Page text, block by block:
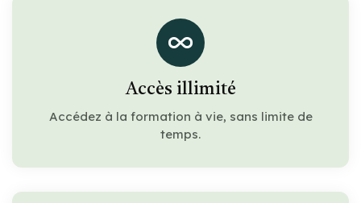
Accès illimité
Accédez à la formation à vie, sans limite de
temps.